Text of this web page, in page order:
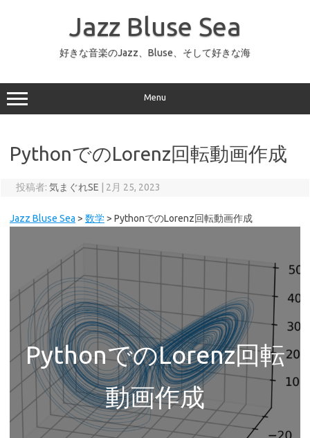
ッ
プ
Jazz Bluse Sea
好きな音楽のJazz、Bluse、そして好きな海
Menu
PythonでのLorenz回転動画作成
投稿者: 気まぐれSE 2月 25, 2023
Jazz Bluse Sea > 数学> PythonでのLorenz回転動画作成
PythonでのLorenz回転
動画作成